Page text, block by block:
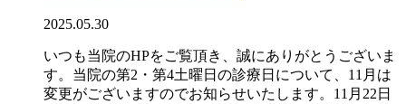
2025.05.30
いつも当院のHPをご覧頂き、誠にありがとうございま
す。当院の第2・第4土曜日の診療日について、11月は
変更がございますのでお知らせいたします。11月22日